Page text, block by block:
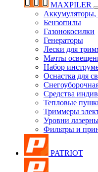
MAXPILER
Аккумуляторы,
Бензопилы
Газонокосилки
Генераторы
Лески для
Мачты
Набор
Оснастка для
Средства
Тепловые
Триммеры
Уровни
Фильтры и
PATRIOT